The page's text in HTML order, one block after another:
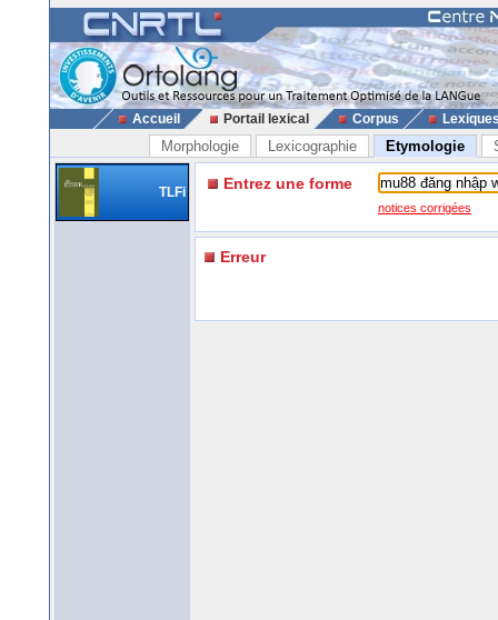
Accueil Portail lexical Corpus
Morphologie Lexicographie Etymologie
TLFi Entrez une forme
notices corrigées
Erreur